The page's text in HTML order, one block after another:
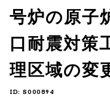
号炉の原子
口耐震対策
理区域の変
ID: S000894